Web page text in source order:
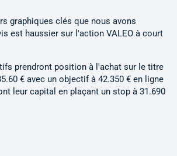
graphiques clés que nous avons
est haussier sur l'action VALEO à court
prendront position à l'achat sur le titre
€ avec un objectif à 42.350 € en ligne
leur capital en plaçant un stop à 31.690